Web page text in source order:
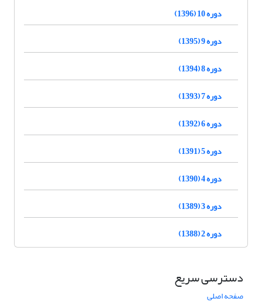
دوره 10 (1396)
دوره 9 (1395)
دوره 8 (1394)
دوره 7 (1393)
دوره 6 (1392)
دوره 5 (1391)
دوره 4 (1390)
دوره 3 (1389)
دوره 2 (1388)
دسترسی سریع
صفحه اصلی